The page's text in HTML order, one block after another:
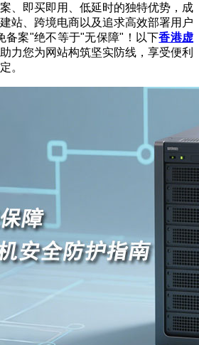
、即买即用、低延时的独特优势，成
站、跨境电商以及追求高效部署用户
备案"绝不等于"无保障"！以下香港虚
助力您为网站构筑坚实防线，享受便利
。